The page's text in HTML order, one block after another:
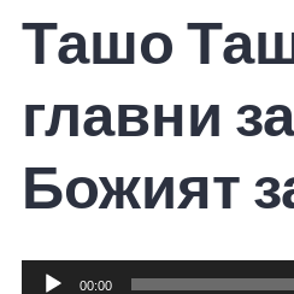
Ташо
главни
Божият
Audio00:00